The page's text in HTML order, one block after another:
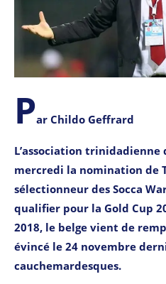
Par Childo Geffrard
L’association
mercredi la nomination de
sélectionneur des Socca
qualifier pour la Gold Cup
2018, le belge vient de
évincé le 24 novembre
cauchemardesques.